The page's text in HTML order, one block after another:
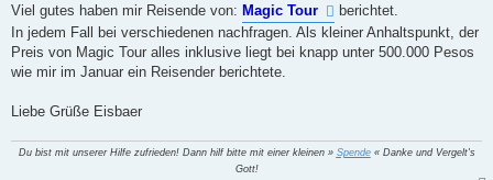
a
Viel gutes haben mir Reisende von: Magic Tour
berichtet.
In jedem Fall bei verschiedenen nachfragen. Als kleiner Anhaltspunkt, der
Preis von Magic Tour alles inklusive liegt bei knapp unter 500.000 Pesos
wie mir im Januar ein Reisender berichtete.
Liebe Grüße Eisbaer
Du bist mit unserer Hilfe zufrieden! Dann hilf bitte mit einer kleinen » Spende« Danke und Vergelt's
Gott!